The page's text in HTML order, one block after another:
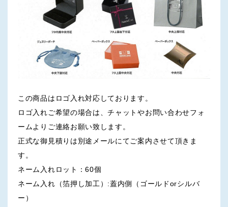
この商品はロゴ入れ対応しております。
ロゴ入れご希望の場合は、チャットやお問い合わせフォ
ームよりご連絡お願い致します。
正式な御見積りは別途メールにてご案内させて頂きま
す。
ネーム入れロット：60個
ネーム入れ（箔押し加工）:蓋内側（ゴールドorシルバ
ー）